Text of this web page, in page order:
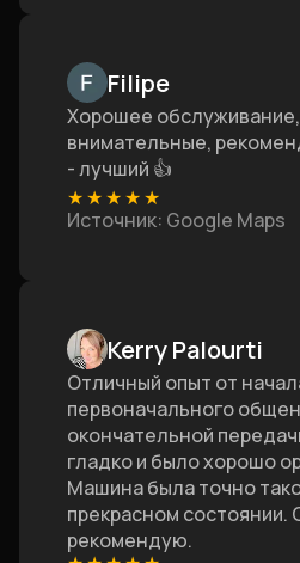
Filipe
Хорошее
внимательные,
- лучший 👍
★★★★★
Источник: Google Maps
Kerry Palourti
Отличный опыт от
первоначального
окончательной
гладко и было хорошо
Машина была точно
прекрасном состоянии.
рекомендую.